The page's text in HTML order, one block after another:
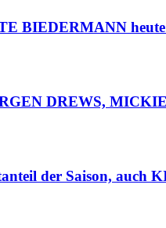
BIEDERMANN heute
DREWS,
der Saison, auch